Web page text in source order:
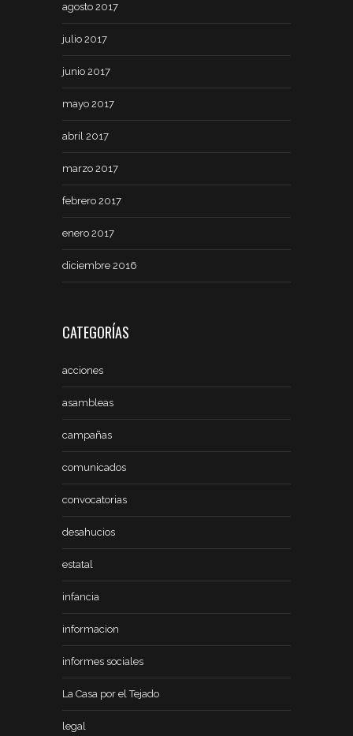
agosto 2017
julio 2017
junio 2017
mayo 2017
abril 2017
marzo 2017
febrero 2017
enero 2017
diciembre 2016
CATEGORÍAS
acciones
asambleas
campañas
comunicados
convocatorias
desahucios
estatal
infancia
informacion
informes sociales
La Casa por el Tejado
legal